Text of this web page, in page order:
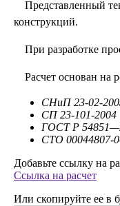
Представленный
конструкций.
При разработке
Расчет основан на
СНиП 23-02-
СП 23-101-2004
ГОСТ Р
СТО 00044807-
Добавьте ссылку на
Ссылка на расчет
Или скопируйте ее в